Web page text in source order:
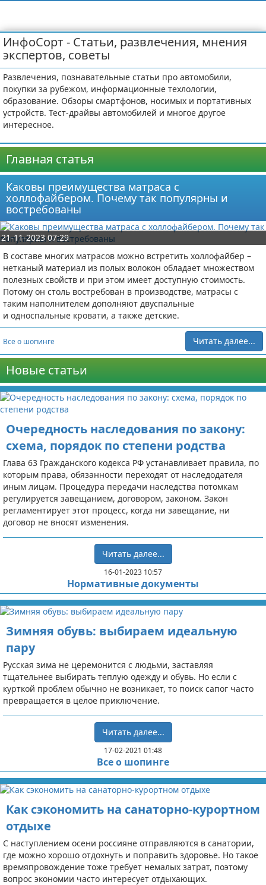
ИнфоСорт - Статьи, развлечения, мнения
экспертов, советы
Развлечения, познавательные статьи про автомобили,
покупки за рубежом, информационные техлологии,
образование. Обзоры смартфонов, носимых и портативных
устройств. Тест-драйвы автомобилей и многое другое
интересное.
Главная статья
Каковы преимущества матраса с
холлофайбером. Почему так популярны и
востребованы
21-11-2023 07:29
В составе многих матрасов можно встретить холлофайбер –
нетканый материал из полых волокон обладает множеством
полезных свойств и при этом имеет доступную стоимость.
Потому он столь востребован в производстве, матрасы с
таким наполнителем дополняют двуспальные
и односпальные кровати, а также детские.
Все о шопинге Читать далее...
Новые статьи
Очередность наследования по закону:
схема, порядок по степени родства
Глава 63 Гражданского кодекса РФ устанавливает правила, по
которым права, обязанности переходят от наследодателя
иным лицам. Процедура передачи наследства потомкам
регулируется завещанием, договором, законом. Закон
регламентирует этот процесс, когда ни завещание, ни
договор не вносят изменения.
Читать далее...
16-01-2023 10:57
Нормативные документы
Зимняя обувь: выбираем идеальную
пару
Русская зима не церемонится с людьми, заставляя
тщательнее выбирать теплую одежду и обувь. Но если с
курткой проблем обычно не возникает, то поиск сапог часто
превращается в целое приключение.
Читать далее...
17-02-2021 01:48
Все о шопинге
Как сэкономить на санаторно-курортном
отдыхе
С наступлением осени россияне отправляются в санатории,
где можно хорошо отдохнуть и поправить здоровье. Но такое
времяпровождение тоже требует немалых затрат, поэтому
вопрос экономии часто интересует отдыхающих.